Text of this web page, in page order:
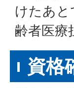
けたあ
齢者医療
資格